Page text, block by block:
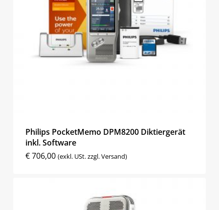
Philips PocketMemo DPM8200 Diktiergerät
inkl. Software
€706,00 (exkl. USt. zzgl. Versand)